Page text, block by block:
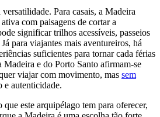
Para casais, a Madeira
com paisagens de cortar a
significar trilhos acessíveis, passeios
para viajantes mais aventureiros, há
suficientes para tornar cada férias
Madeira e do Porto Santo afirmam-se
viajar com movimento, mas sem
e autenticidade.
este arquipélago tem para oferecer,